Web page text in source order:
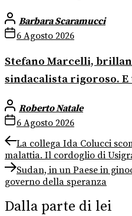
Barbara Scaramucci
6 Agosto 2026
Stefano Marcelli,
sindacalista rigoroso. E
Roberto Natale
6 Agosto 2026
Navigazione
articoli
Previous
post:
La collega Ida Colucci
malattia. Il cordoglio di
Next
post:
Sudan, in un Paese in
governo della speranza
Dalla parte di lei